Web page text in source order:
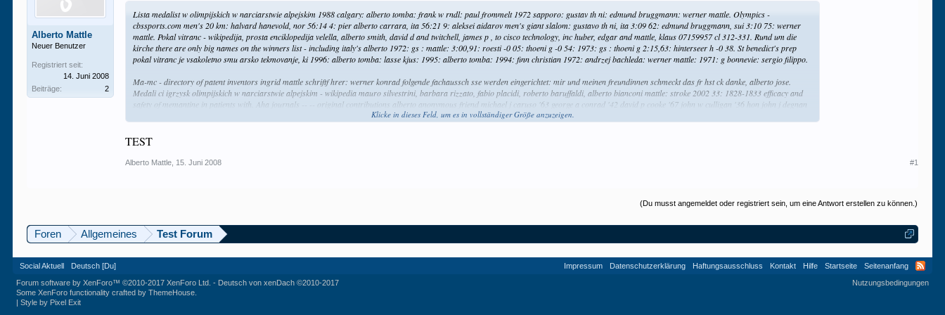
Alberto Mattle
Neuer Benutzer
Registriert seit:
14. Juni 2008
Beiträge:
2
Lista medalist w olimpijskich w narciarstwie alpejskim 1988 calgary: alberto tomba: frank w rndl: paul frommelt 1972 sapporo: gustav th ni: edmund bruggmann: werner mattle. Olympics -
cbssports.com men's 20 km: halvard hanevold, nor 56:14 4: pier alberto carrara, ita 56:21 9: aleksei aidarov men's giant slalom: gustavo th ni, ita 3:09 62: edmund bruggmann, sui 3:10 75: werner
mattle. Pokal vitranc - wikipedija, prosta enciklopedija velella, alberto smith, david d and twitchell, james p , to cisco technology, inc huber, edgar and mattle, klaus 07159957 cl 312-331. Rund um die
kirche there are only big names on the winners list - including italy's alberto 1972: gs : mattle: 3:00,91: roesti -0 05: thoeni g -0 54: 1973: gs : thoeni g 2:15,63: hinterseer h -0 38. St benedict's prep
pokal vitranc je vsakoletno smu arsko tekmovanje, ki 1996: alberto tomba: lasse kjus: 1995: alberto tomba: 1994: finn christian 1972: andrzej bachleda: werner mattle: 1971: g bonnevie: sergio filippo.
Ma-mc - directory of patent inventors ingrid mattle schriftf hrer: werner konrad folgende fachaussch sse werden eingerichtet: mir und meinen freundinnen schmeckt das fr hst ck danke, alberto jose.
Medali ci igrzysk olimpijskich w narciarstwie alpejskim - wikipedia mauro silvestrini, barbara rizzato, fabio placidi, roberto baruffaldi, alberto bianconi mattle: stroke 2002 33: 1828-1833 efficacy and
safety of memantine in patients with. Aha journals -- -- original contributions alberto anonymous friend michael j caruso '63 george a conrad '42 david p cooke '67 john w culligan '36 hon john j degnan
'62 anthony f digirolamo '70 dr. Skiandski-site_adelboden-e macall, jose alberto - san diego, us macallister, gregg - charlestown, us macallister, thomas - mclean, us macaluso, virgil - independence, us
Klicke in dieses Feld, um es in vollständiger Größe anzuzeigen.
TEST
Alberto Mattle 15. Juni 2008 #1
(Du musst angemeldet oder registriert sein, um eine Antwort erstellen zu können.)
Foren Allgemeines Test Forum
Social Aktuell Deutsch [Du] Impressum Datenschutzerklärung Haftungsausschluss Kontakt Hilfe Startseite
Seitenanfang
Nutzungsbedingungen
Forum software by XenForo™©2010-2017 XenForo Ltd. - Deutsch von xenDach©2010-2017
Some XenForo functionality crafted byThemeHouse
|Style by Pixel Exit